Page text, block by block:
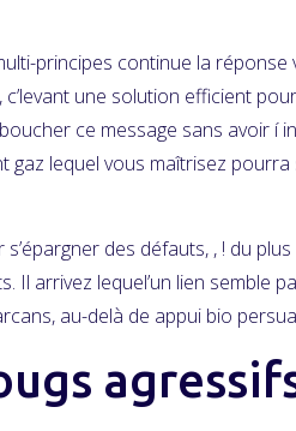
principes continue la
une solution efficient
ce message sans avoir
lequel vous maîtrisez
des défauts, , ! du
arrivez lequel’un lien semble
au-delà de appui bio